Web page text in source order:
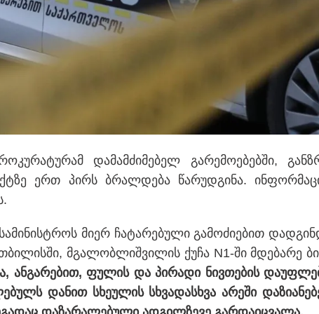
"ცხელი სიმინდი“, "ცივი
და­მამ­ძი­მე­ბელ გა­რე­მო­ე­ბებ­ში,
ერთ პირს ბრალ­დე­ბა წა­რუდ­გი­ნა.
სა­მი­ნის­ტროს მიერ ჩა­ტა­რე­ბუ­ლი გა­მო­ძი­ე­ბით
მგა­ლობ­ლიშ­ვი­ლის ქუჩა N1-ში მდე­ბა­რე
ან­გა­რე­ბით, ფუ­ლის და პი­რა­დი ნივ­თე­ბის
და­ნით სხე­უ­ლის სხვა­დას­ხვა არე­ში